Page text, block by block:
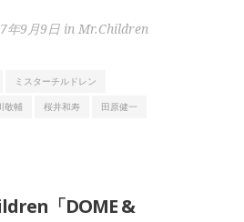
年9月9日in Mr.Children
ミスターチルドレン
敬輔 桜井和寿
田原健一
「DOME &